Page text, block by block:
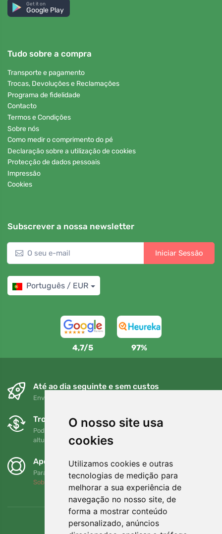
O nosso site usa
cookies
Utilizamos cookies e outras
tecnologias de medição para
melhorar a sua experiência de
navegação no nosso site, de
forma a mostrar conteúdo
personalizado, anúncios
Get it on
Google Play
Tudo sobre a compra
Transporte e pagamento
Trocas, Devoluções e Reclamações
Programa de fidelidade
Contacto
Termos e Condições
Sobre nós
Como medir o comprimento do pé
Declaração sobre a utilização de cookies
Protecção de dados pessoais
Impressão
Cookies
Subscrever a nossa newsletter
Iniciar Sessão
Português / EUR
4,7/5 97%
Até ao dia seguinte e sem custos
Envio gratuito para encomendas superiores a 80 EUR
Trocas e devoluções gratuitas
Pode devolver ou trocar a sua encomenda em qualquer
altura no prazo de 90 dias
Apoiamos a Trees.org
Para cada encomenda plantamos uma árvore! Leia mais
Sobre nós